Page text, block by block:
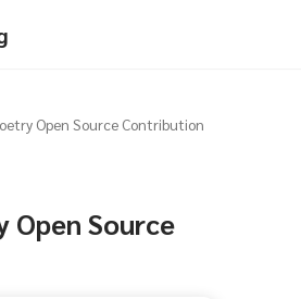
Open Source Contribution
Open Source